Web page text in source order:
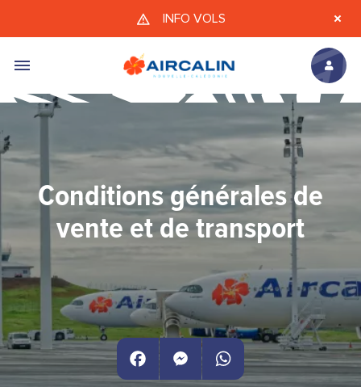
Aller au contenu principal
INFO VOLS
Conditions générales de
vente et de transport